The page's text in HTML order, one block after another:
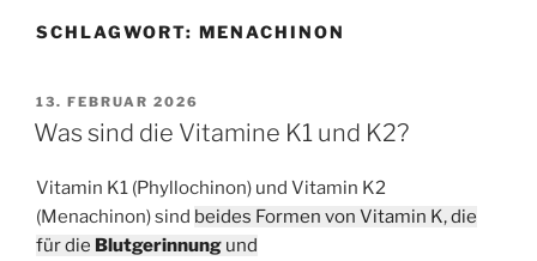
SCHLAGWORT: MENACHINON
VERÖFFENTLICHT
AM
13. FEBRUAR 2026
Was sind die Vitamine K1 und K2?
Vitamin K1 (Phyllochinon) und Vitamin K2
(Menachinon) sind beides Formen von Vitamin K, die
für die Blutgerinnung und